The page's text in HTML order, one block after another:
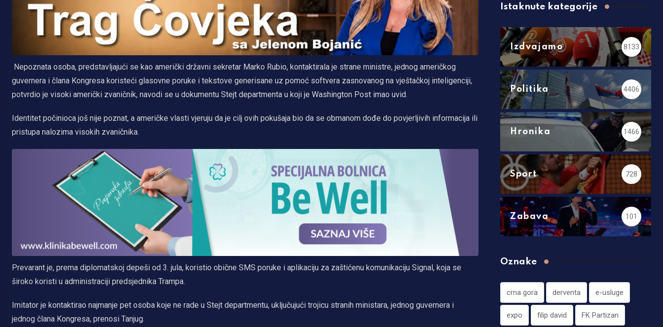
Nepoznata osoba, predstavljajući se kao američki državni sekretar Marko Rubio, kontaktirala je strane ministre, jednog američkog
guvernera i člana Kongresa koristeći glasovne poruke i tekstove generisane uz pomoć softvera zasnovanog na vještačkoj inteligenciji,
potvrdio je visoki američki zvaničnik, navodi se u dokumentu Stejt departmenta u koji je Washington Post imao uvid.
Identitet počinioca još nije poznat, a američke vlasti vjeruju da je cilj ovih pokušaja bio da se obmanom dođe do povjerljivih informacija ili
pristupa nalozima visokih zvaničnika.
Prevarant je, prema diplomatskoj depeši od 3. jula, koristio obične SMS poruke i aplikaciju za zaštićenu komunikaciju Signal, koja se
široko koristi u administraciji predsjednika Trampa.
Imitator je kontaktirao najmanje pet osoba koje ne rade u Stejt departmentu, uključujući trojicu stranih ministara, jednog guvernera i
jednog člana Kongresa, prenosi Tanjug.
Istaknute kategorije
Izdvajamo 8133
Politika 4406
Hronika 1466
Sport 728
Zabava 101
Oznake
crna gora derventa e-usluge
expo filip david FK Partizan